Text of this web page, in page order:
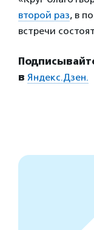
второй раз, в
встречи
в Яндекс.Дзен.